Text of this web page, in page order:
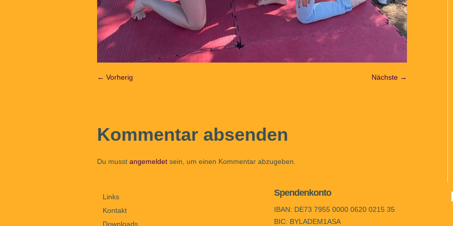
← Vorherig Nächste →
Kommentar absenden
Du musst angemeldet sein, um einen Kommentar abzugeben.
Links
Kontakt
Downloads
Spendenkonto
IBAN: DE73 7955 0000 0620 0215 35
BIC: BYLADEM1ASA